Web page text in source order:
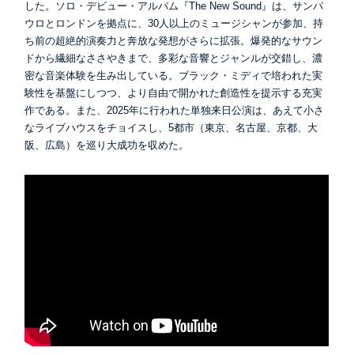
した。ソロ・デビュー・アルバム『The New Sound』は、サンパ
ウロとロンドンを拠点に、30人以上のミュージシャンが参加、持
ち前の超絶的演奏力と奔放な発想がさらに拡張。爆発的なサウン
ドから繊細なささやきまで、多彩な音響とジャンルが交錯し、濃
密な音楽体験を生み出している。ブラック・ミディで培われた実
験性を基盤にしつつ、より自由で開かれた創造性を提示する充実
作である。また、2025年に行われた単独来日公演は、あえて小さ
なライブハウスをチョイスし、5都市（東京、名古屋、京都、大
阪、広島）を巡り大成功を収めた。